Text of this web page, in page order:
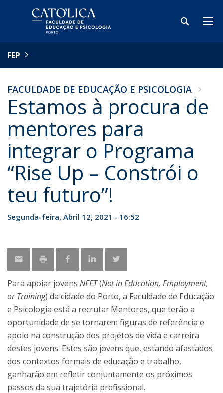
FEP
FACULDADE DE EDUCAÇÃO E PSICOLOGIA
Estamos à procura de
mentores para
integrar o Programa
“Rise Up – Constrói o
teu futuro”!
Segunda-feira, Abril 12, 2021 - 16:52
Para apoiar jovens NEET(Not in Education, Employment,
or Training) da cidade do Porto, a Faculdade de Educação
e Psicologia está a recrutar Mentores, que terão a
oportunidade de se tornarem figuras de referência e
apoio na construção dos projetos de vida e carreira
destes jovens. Estes são jovens que, estando afastados
dos contextos formais de educação e trabalho,
ganharão em refletir conjuntamente os próximos
passos da sua trajetória profissional.